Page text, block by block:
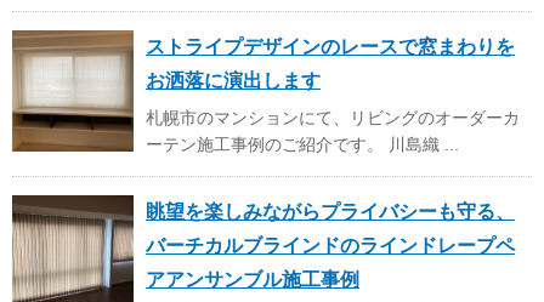
ストライプデザインのレースで窓まわりを
お洒落に演出します
札幌市のマンションにて、リビングのオーダーカ
ーテン施工事例のご紹介です。 川島織 ...
眺望を楽しみながらプライバシーも守る、
バーチカルブラインドのラインドレープペ
アアンサンブル施工事例